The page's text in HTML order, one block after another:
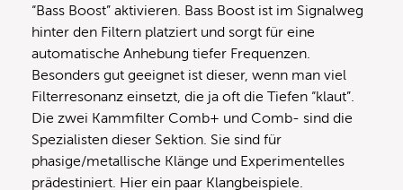
“Bass Boost” aktivieren. Bass Boost ist im Signalweg
hinter den Filtern platziert und sorgt für eine
automatische Anhebung tiefer Frequenzen.
Besonders gut geeignet ist dieser, wenn man viel
Filterresonanz einsetzt, die ja oft die Tiefen “klaut”.
Die zwei Kammfilter Comb+ und Comb- sind die
Spezialisten dieser Sektion. Sie sind für
phasige/metallische Klänge und Experimentelles
prädestiniert. Hier ein paar Klangbeispiele.